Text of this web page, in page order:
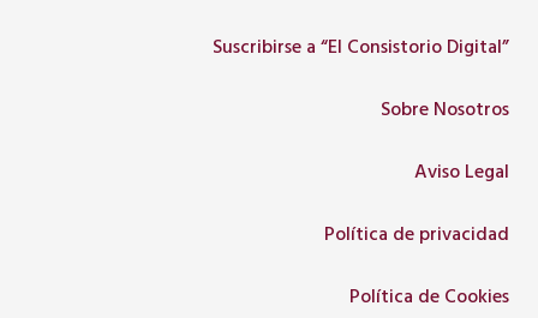
Suscribirse a “El Consistorio Digital”
Sobre Nosotros
Aviso Legal
Política de privacidad
Política de Cookies